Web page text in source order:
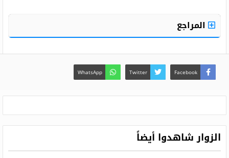
المراجع
Facebook
Twitter
WhatsApp
الزوار شاهدوا أيضاً